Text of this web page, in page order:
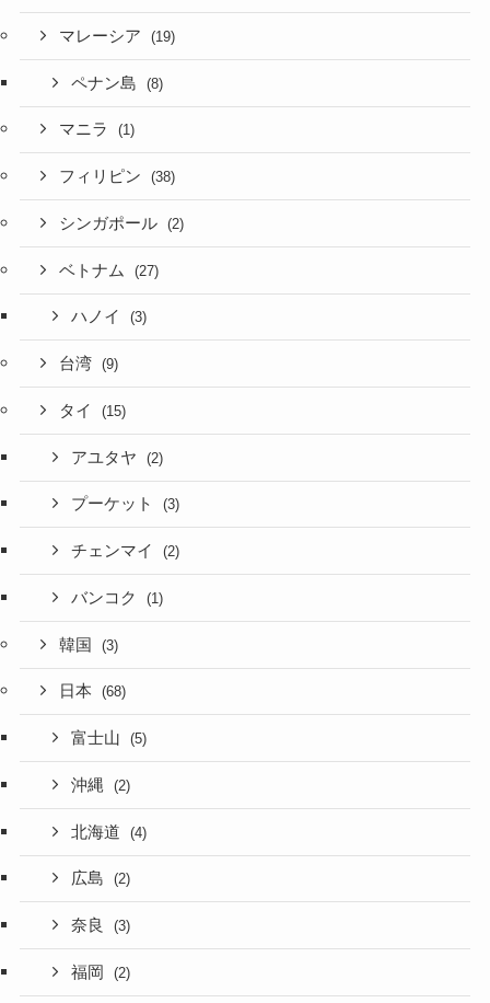
マレーシア (19)
ペナン島 (8)
マニラ (1)
フィリピン (38)
シンガポール (2)
ベトナム (27)
ハノイ (3)
台湾 (9)
タイ (15)
アユタヤ (2)
プーケット (3)
チェンマイ (2)
バンコク (1)
韓国 (3)
日本 (68)
富士山 (5)
沖縄 (2)
北海道 (4)
広島 (2)
奈良 (3)
福岡 (2)